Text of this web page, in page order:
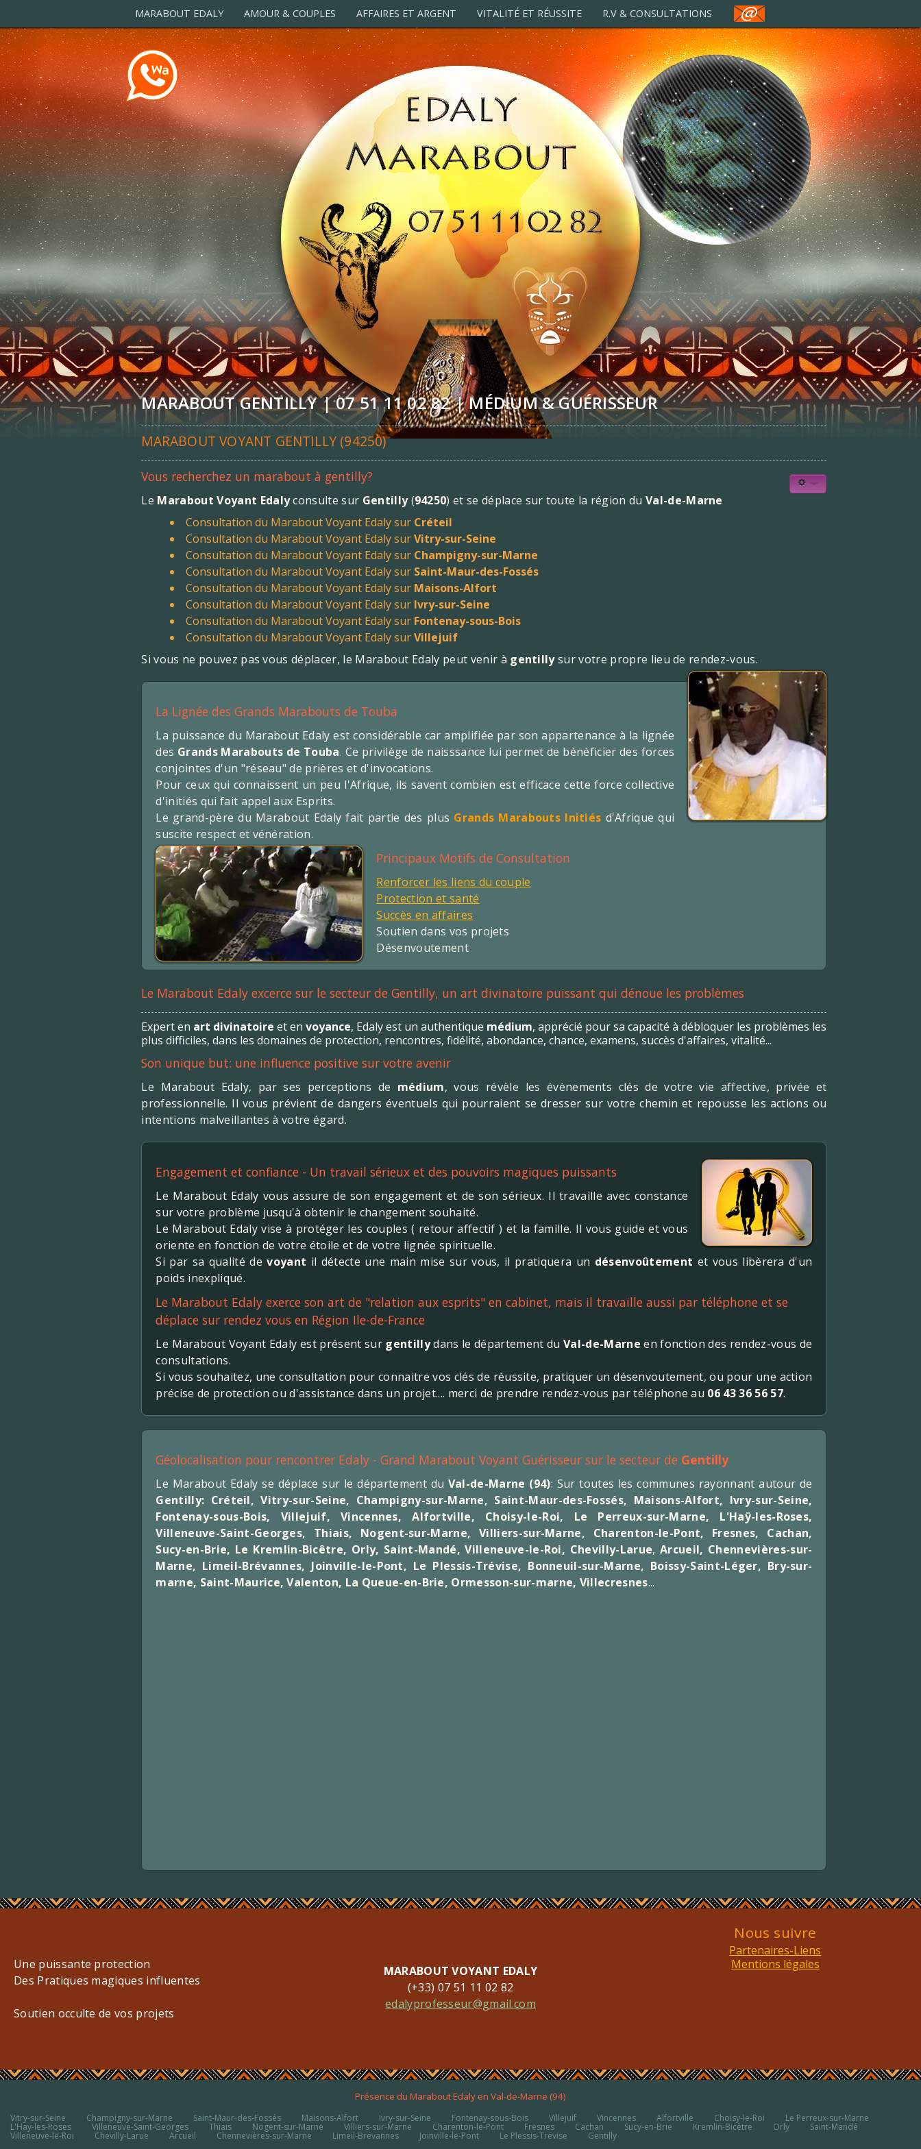
MARABOUT EDALY AMOUR & COUPLES AFFAIRES ET ARGENT VITALITÉ ET RÉUSSITE R.V & CONSULTATIONS
MARABOUT GENTILLY | 07 51 11 02 82 | MÉDIUM & GUÉRISSEUR
MARABOUT VOYANT GENTILLY (94250)
Vous recherchez un marabout à gentilly?
Le Marabout Voyant Edalyconsulte sur Gentilly(94250) et se déplace sur toute la région du Val-de-Marne
Consultation du Marabout Voyant Edaly sur Créteil
Consultation du Marabout Voyant Edaly surVitry-sur-Seine
Consultation du Marabout Voyant Edaly sur Champigny-sur-Marne
Consultation du Marabout Voyant Edaly sur Saint-Maur-des-Fossés
Consultation du Marabout Voyant Edaly sur Maisons-Alfort
Consultation du Marabout Voyant Edaly sur Ivry-sur-Seine
Consultation du Marabout Voyant Edaly sur Fontenay-sous-Bois
Consultation du Marabout Voyant Edaly surVillejuif
Si vous ne pouvez pas vous déplacer, le Marabout Edaly peut venir à gentillysur votre propre lieu de rendez-vous.
La Lignée des Grands Marabouts de Touba
La puissance du Marabout Edaly est considérable car amplifiée par son appartenance à la lignée
des Grands Marabouts de Touba. Ce privilège de naisssance lui permet de bénéficier des forces
conjointes d'un "réseau" de prières et d'invocations.
Pour ceux qui connaissent un peu l'Afrique, ils savent combien est efficace cette force collective
d'initiés qui fait appel aux Esprits.
Le grand-père du Marabout Edaly fait partie des plus Grands Marabouts Initiés d'Afrique qui
suscite respect et vénération.
Principaux Motifs de Consultation
Renforcer les liens du couple
Protection et santé
Succès en affaires
Soutien dans vos projets
Désenvoutement
Le Marabout Edaly excerce sur le secteur de Gentilly, un art divinatoire puissant qui dénoue les problèmes
Expert en art divinatoire et envoyance, Edaly est un authentique médium, apprécié pour sa capacité à débloquer les problèmes les
plus difficiles, dans les domaines de protection, rencontres, fidélité, abondance, chance, examens, succès d'affaires, vitalité...
Son unique but: une influence positive sur votre avenir
Le Marabout Edaly, par ses perceptions de médium, vous révèle les évènements clés de votre vie affective, privée et
professionnelle. Il vous prévient de dangers éventuels qui pourraient se dresser sur votre chemin et repousse les actions ou
intentions malveillantes à votre égard.
Engagement et confiance - Un travail sérieux et des pouvoirs magiques puissants
Le Marabout Edaly vous assure de son engagement et de son sérieux. Il travaille avec constance
sur votre problème jusqu'à obtenir le changement souhaité.
Le Marabout Edaly vise à protéger les couples ( retour affectif ) et la famille. Il vous guide et vous
oriente en fonction de votre étoile et de votre lignée spirituelle.
Si par sa qualité devoyant il détecte une main mise sur vous, il pratiquera un désenvoûtement et vous libèrera d'un
poids inexpliqué.
Le Marabout Edaly exerce son art de "relation aux esprits" en cabinet, mais il travaille aussi par téléphone et se
déplace sur rendez vous en Région Ile-de-France
Le Marabout Voyant Edaly est présent sur gentillydans le département du Val-de-Marne en fonction des rendez-vous de
consultations.
Si vous souhaitez, une consultation pour connaitre vos clés de réussite, pratiquer un désenvoutement, ou pour une action
précise de protection ou d'assistance dans un projet.... merci de prendre rendez-vous par téléphone au 06 43 36 56 57.
Géolocalisation pour rencontrer Edaly - Grand Marabout Voyant Guérisseur sur le secteur de Gentilly
Le Marabout Edaly se déplace sur le département du Val-de-Marne (94): Sur toutes les communes rayonnant autour de
Gentilly: Créteil,Vitry-sur-Seine, Champigny-sur-Marne, Saint-Maur-des-Fossés, Maisons-Alfort, Ivry-sur-Seine,
Fontenay-sous-Bois, Villejuif, Vincennes,Alfortville, Choisy-le-Roi, Le Perreux-sur-Marne, L'Haÿ-les-Roses,
Villeneuve-Saint-Georges, Thiais, Nogent-sur-Marne, Villiers-sur-Marne, Charenton-le-Pont, Fresnes, Cachan,
Sucy-en-Brie, Le Kremlin-Bicêtre, Orly, Saint-Mandé,Villeneuve-le-Roi, Chevilly-Larue, Arcueil, Chennevières-sur-
Marne, Limeil-Brévannes, Joinville-le-Pont, Le Plessis-Trévise, Bonneuil-sur-Marne, Boissy-Saint-Léger, Bry-sur-
marne, Saint-Maurice, Valenton, La Queue-en-Brie, Ormesson-sur-marne, Villecresnes...
Une puissante protection
Des Pratiques magiques influentes
Soutien occulte de vos projets
MARABOUT VOYANT EDALY
(+33) 07 51 11 02 82
edalyprofesseur@gmail.com
Nous suivre
Partenaires-Liens
Mentions légales
Présence du Marabout Edaly en Val-de-Marne (94)
Vitry-sur-Seine Champigny-sur-Marne Saint-Maur-des-Fossés Maisons-Alfort Ivry-sur-Seine Fontenay-sous-Bois Villejuif Vincennes Alfortville Choisy-le-Roi Le Perreux-sur-Marne
L'Haÿ-les-Roses Villeneuve-Saint-Georges Thiais Nogent-sur-Marne Villiers-sur-Marne Charenton-le-Pont Fresnes Cachan Sucy-en-Brie Kremlin-Bicêtre Orly Saint-Mandé
Villeneuve-le-Roi Chevilly-Larue Arcueil Chennevières-sur-Marne Limeil-Brévannes Joinville-le-Pont Le Plessis-Trévise Gentilly